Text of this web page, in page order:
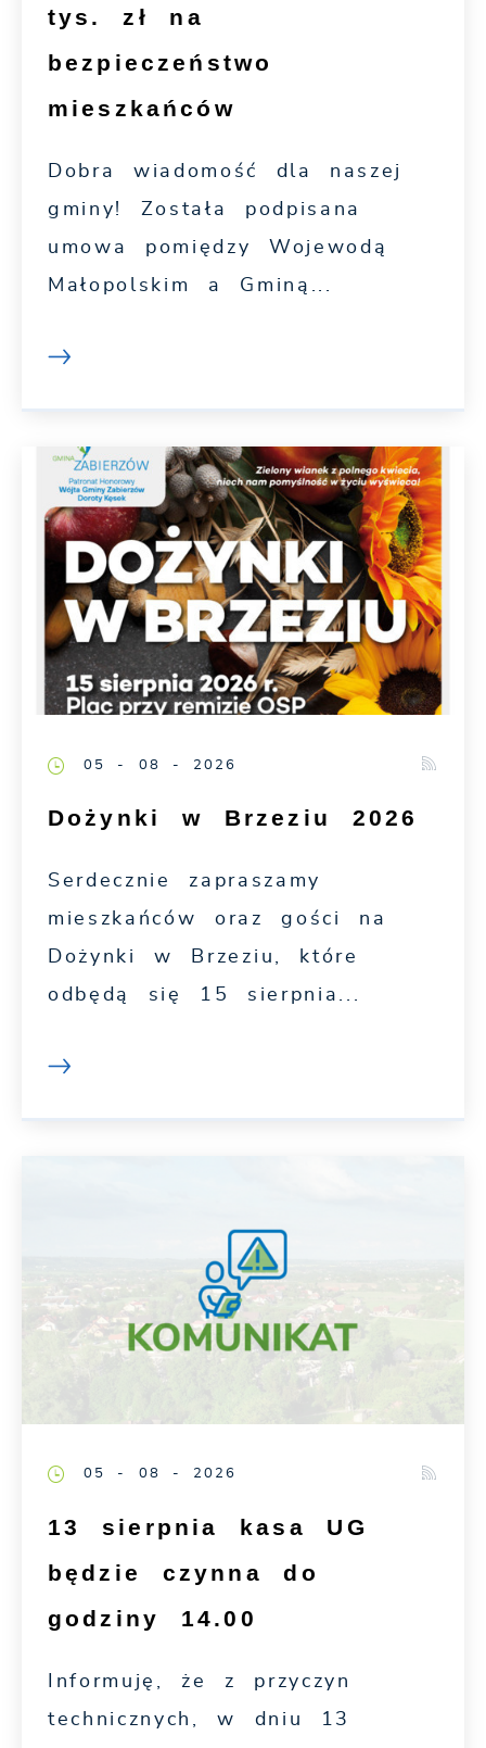
tys. zł na
bezpieczeństwo
mieszkańców
Dobra wiadomość dla naszej
gminy! Została podpisana
umowa pomiędzy Wojewodą
Małopolskim a Gminą...
05 - 08 - 2026
Dożynki w Brzeziu 2026
Serdecznie zapraszamy
mieszkańców oraz gości na
Dożynki w Brzeziu, które
odbędą się 15 sierpnia...
05 - 08 - 2026
13 sierpnia kasa UG
będzie czynna do
godziny 14.00
Informuję, że z przyczyn
technicznych, w dniu 13